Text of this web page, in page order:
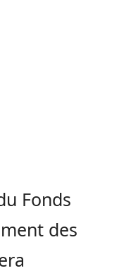
Fonds
des